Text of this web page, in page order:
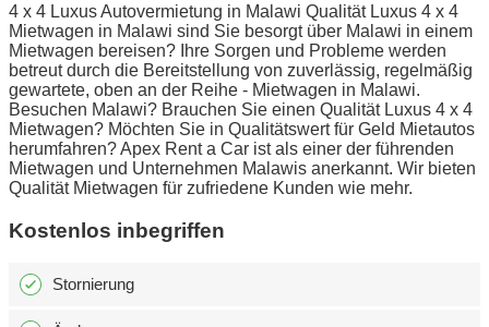
4 x 4 Luxus Autovermietung in Malawi Qualität Luxus 4 x 4
Mietwagen in Malawi sind Sie besorgt über Malawi in einem
Mietwagen bereisen? Ihre Sorgen und Probleme werden
betreut durch die Bereitstellung von zuverlässig, regelmäßig
gewartete, oben an der Reihe - Mietwagen in Malawi.
Besuchen Malawi? Brauchen Sie einen Qualität Luxus 4 x 4
Mietwagen? Möchten Sie in Qualitätswert für Geld Mietautos
herumfahren? Apex Rent a Car ist als einer der führenden
Mietwagen und Unternehmen Malawis anerkannt. Wir bieten
Qualität Mietwagen für zufriedene Kunden wie mehr.
Kostenlos inbegriffen
Stornierung